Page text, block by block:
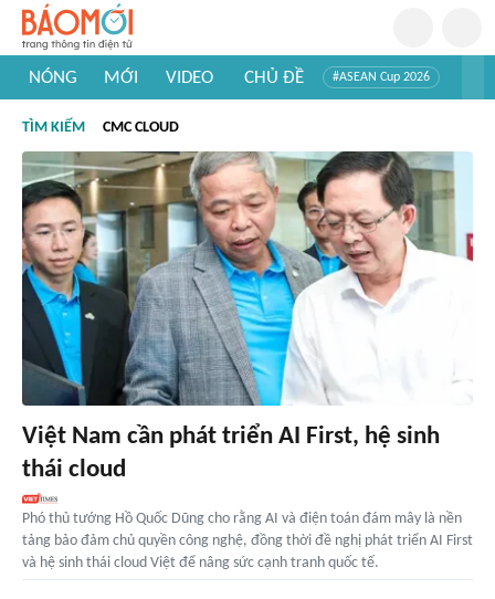
NÓNG MỚI VIDEO CHỦ ĐỀ #ASEAN Cup 2026
#Khám phá thế giới
TÌM KIẾM CMC CLOUD
Việt Nam cần phát triển AI First, hệ sinh
thái cloud
Phó thủ tướng Hồ Quốc Dũng cho rằng AI và điện toán đám mây là nền
tảng bảo đảm chủ quyền công nghệ, đồng thời đề nghị phát triển AI First
và hệ sinh thái cloud Việt để nâng sức cạnh tranh quốc tế.